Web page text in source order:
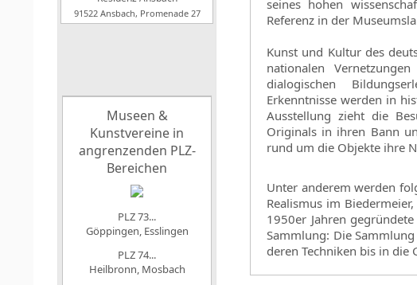
seines hohen
Referenz in der
Kunst und Kultur des
nationalen
dialogischen
Erkenntnisse werden in
Ausstellung zieht die
Originals in ihren Bann
rund um die Objekte ihre
Unter anderem werden
Realismus im
1950er Jahren
Sammlung: Die
deren Techniken bis in die
91522 Ansbach, Promenade 27
Museen &
Kunstvereine in
angrenzenden PLZ-
Bereichen
PLZ 73...
Göppingen, Esslingen
PLZ 74...
Heilbronn, Mosbach